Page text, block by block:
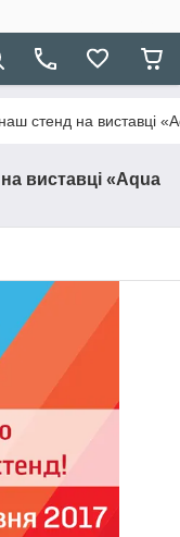
стенд на виставці
виставці «Aqua